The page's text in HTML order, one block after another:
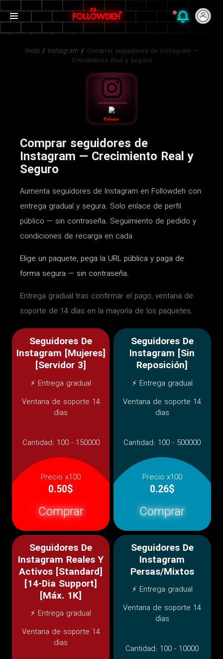
Inicio / Instagram / Comprar seguidores de Instagram —
Crecimiento Real y Seguro
Comprar seguidores de
Instagram — Crecimiento Real y
Seguro
Aumenta seguidores de Instagram en Followdeh con
entrega gradual y segura. Solo enlace de perfil
público — sin contraseña. Seguimiento de pedido y
condiciones de recarga en cada
Elige un paquete, pega la URL pública y paga de
forma segura — sin contraseña.
Entrega gradual tras confirmar el pago; ventana de
soporte de 14 días en la mayoría de los paquetes.
Seguidores De
Instagram [Mujeres]
[Servidor 3]
⚡ Entrega gradual
Ventana de soporte 14
días
Cantidad: 100 - 150000
Precio x100
0.50$
Comprar
Seguidores De
Instagram [Sin
Reposición]
⚡ Entrega gradual
Ventana de soporte 14
días
Cantidad: 100 - 500000
Precio x100
0.26$
Comprar
Seguidores De
Instagram Reales Y
Activos [Standard]
[14-Dia Support]
[Máx. 1K]
⚡ Entrega gradual
Ventana de soporte 14
días
Seguidores De
Instagram
Persas/Mixtos
⚡ Entrega gradual
Ventana de soporte 14
días
Cantidad: 100 - 10000